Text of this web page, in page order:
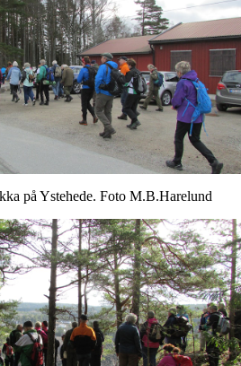
på Ystehede. Foto M.B.Harelund